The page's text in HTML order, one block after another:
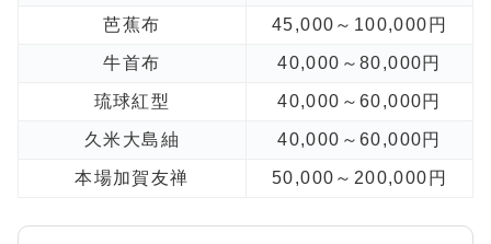
芭蕉布 45,000～100,000円
牛首布 40,000～80,000円
琉球紅型 40,000～60,000円
久米大島紬 40,000～60,000円
本場加賀友禅 50,000～200,000円